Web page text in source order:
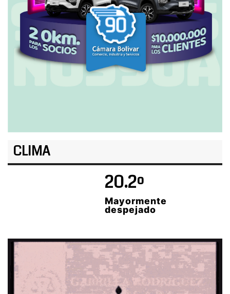
CLIMA
20.2º
Mayormente
despejado